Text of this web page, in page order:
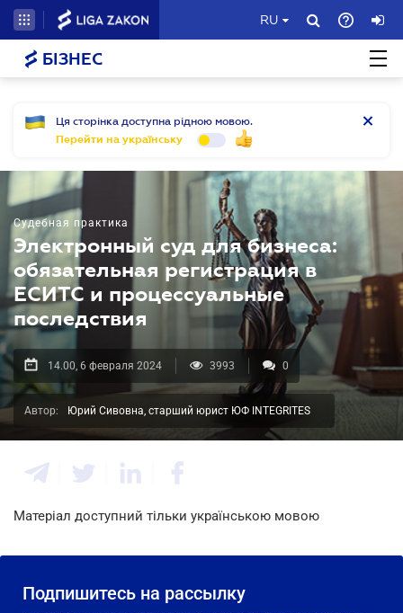
RU
БІЗНЕС
Ця сторінка доступна рідною мовою.
Перейти на українську
Судебная практика
Электронный суд для бизнеса:
обязательная регистрация в
ЕСИТС и процессуальные
последствия
14.00, 6 февраля 2024 3993 0
Автор: Юрий Сивовна, старший юрист ЮФ INTEGRITES
Матеріал доступний тільки українською мовою
Подпишитесь на рассылку